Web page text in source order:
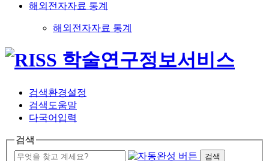
해외전자자료 통계
해외전자자료 통계
검색환경설정
검색도움말
다국어입력
검색
검색